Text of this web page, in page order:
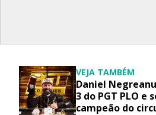
VEJA TAMBÉM
Daniel
3 do PGT PLO e
campeão do